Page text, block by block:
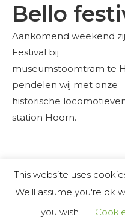
Bello
Aankomend weekend
Festival bij
museumstoomtram te
pendelen wij met onze
historische
station Hoorn.
This website uses
We'll assume you're ok
you wish.